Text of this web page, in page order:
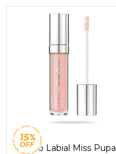
Brillo Labial Miss Pupa